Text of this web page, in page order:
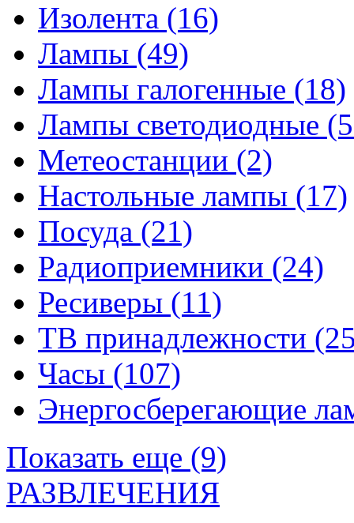
Изолента (16)
Лампы (49)
Лампы галогенные (18)
Лампы светодиодные
Метеостанции (2)
Настольные лампы (17)
Посуда (21)
Радиоприемники (24)
Ресиверы (11)
ТВ принадлежности
Часы (107)
Энергосберегающие
Показать еще (9)
РАЗВЛЕЧЕНИЯ